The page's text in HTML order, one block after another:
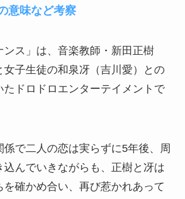
意味など考察
ンス」は、音楽教師・新田正樹
女子生徒の和泉冴（吉川愛）との
たドロドロエンターテイメントで
で二人の恋は実らずに5年後、周
込んでいきながらも、正樹と冴は
を確かめ合い、再び惹かれあって